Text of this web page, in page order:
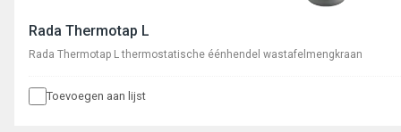
Rada Thermotap L
Rada Thermotap L thermostatische éénhendel wastafelmengkraan
Toevoegen aan lijst